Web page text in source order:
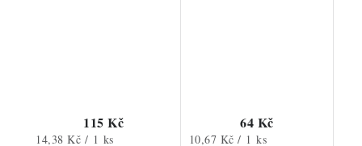
115 Kč
Měrná
14,38 Kč / 1 ks
64 Kč
Měrná
10,67 Kč / 1 ks